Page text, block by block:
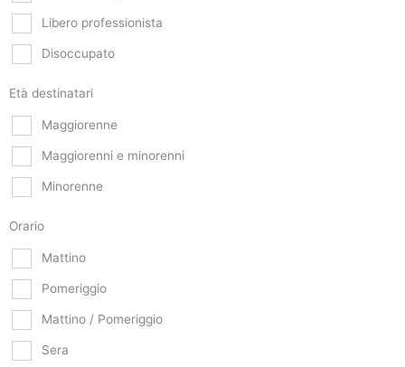
Libero professionista
Disoccupato
Età destinatari
Maggiorenne
Maggiorenni e minorenni
Minorenne
Orario
Mattino
Pomeriggio
Mattino / Pomeriggio
Sera